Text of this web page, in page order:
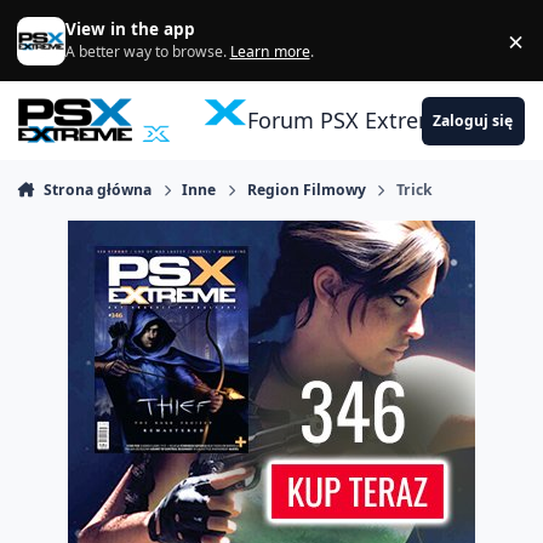
Skocz do zawartości
View in the app
A better way to browse. Learn more. ×
Forum PSX ExtremeZaloguj się
Strona główna Inne Region Filmowy Trick